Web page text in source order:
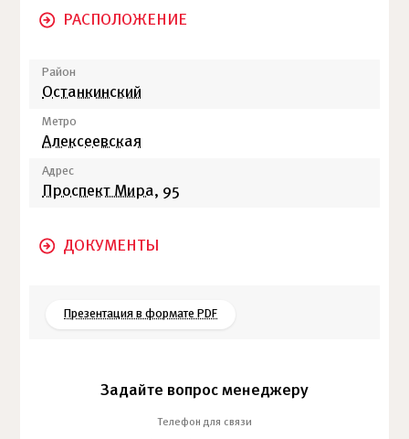
РАСПОЛОЖЕНИЕ
Район
Останкинский
Метро
Алексеевская
Адрес
Проспект Мира, 95
ДОКУМЕНТЫ
Презентация в формате PDF
Задайте вопрос менеджеру
Телефон для связи